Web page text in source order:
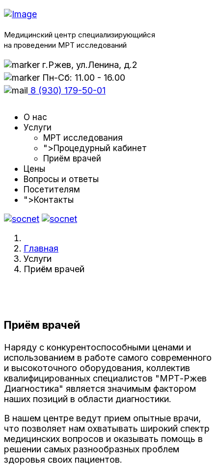
Медицинский центр специализирующийся
на проведении МРТ исследований
г.Ржев, ул.Ленина, д.2
Пн-Сб: 11.00 - 16.00
8 (930) 179-50-01
О нас
Услуги
МРТ исследования
">Процедурный кабинет
Приём врачей
Цены
Вопросы и ответы
Посетителям
">Контакты
Главная
Услуги
Приём врачей
Приём врачей
Наряду с конкурентоспособными ценами и
использованием в работе самого современного
и высокоточного оборудования, коллектив
квалифицированных специалистов "МРТ-Ржев
Диагностика" является значимым фактором
наших позиций в области диагностики.
В нашем центре ведут прием опытные врачи,
что позволяет нам охватывать широкий спектр
медицинских вопросов и оказывать помощь в
решении самых разнообразных проблем
здоровья своих пациентов.